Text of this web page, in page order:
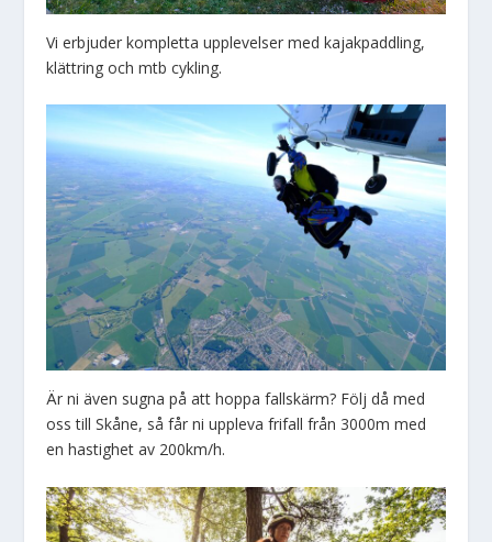
Vi erbjuder kompletta upplevelser med kajakpaddling,
klättring och mtb cykling.
Är ni även sugna på att hoppa fallskärm? Följ då med
oss till Skåne, så får ni uppleva frifall från 3000m med
en hastighet av 200km/h.